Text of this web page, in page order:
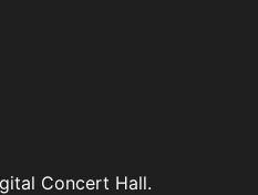
Concert Hall.